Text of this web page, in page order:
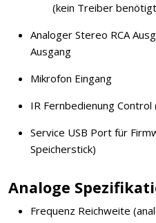
(kein Treiber
Analoger Stereo RCA
Ausgang
Mikrofon Eingang
IR Fernbedienung
Service USB Port für
Speicherstick)
Analoge
Frequenz Reichweite